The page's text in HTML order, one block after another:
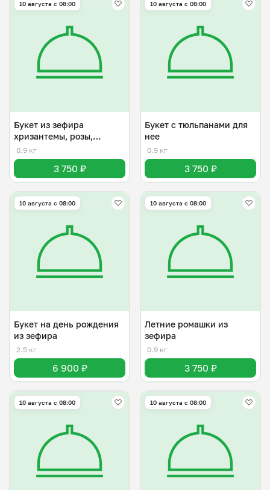
10 августа с 08:00
Букет из зефира
хризантемы, розы,
гортензия
0.9 кг
3 750 ₽
10 августа с 08:00
Букет с тюльпанами для
нее
0.9 кг
3 750 ₽
10 августа с 08:00
Букет на день рождения
из зефира
2.5 кг
6 900 ₽
10 августа с 08:00
Летние ромашки из
зефира
0.9 кг
3 750 ₽
10 августа с 08:00 10 августа с 08:00